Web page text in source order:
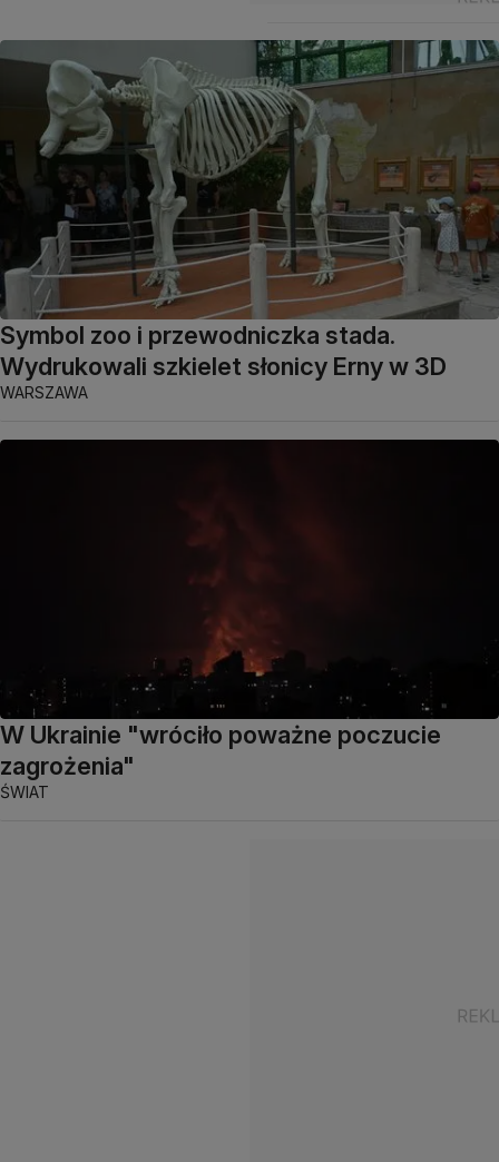
Symbol zoo i przewodniczka stada.
Wydrukowali szkielet słonicy Erny w 3D
WARSZAWA
W Ukrainie "wróciło poważne poczucie
zagrożenia"
ŚWIAT